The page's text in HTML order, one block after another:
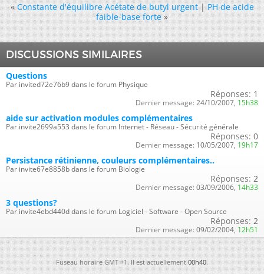
« Constante d'équilibre Acétate de butyl urgent|PH de acide
faible-base forte »
DISCUSSIONS SIMILAIRES
Questions
Par invited72e76b9 dans le forum Physique
Réponses: 1
Dernier message: 24/10/2007, 15h38
aide sur activation modules complémentaires
Par invite2699a553 dans le forum Internet - Réseau - Sécurité générale
Réponses: 0
Dernier message: 10/05/2007, 19h17
Persistance rétinienne, couleurs complémentaires..
Par invite67e8858b dans le forum Biologie
Réponses: 2
Dernier message: 03/09/2006, 14h33
3 questions?
Par invite4ebd440d dans le forum Logiciel - Software - Open Source
Réponses: 2
Dernier message: 09/02/2004, 12h51
Fuseau horaire GMT +1. Il est actuellement00h40.